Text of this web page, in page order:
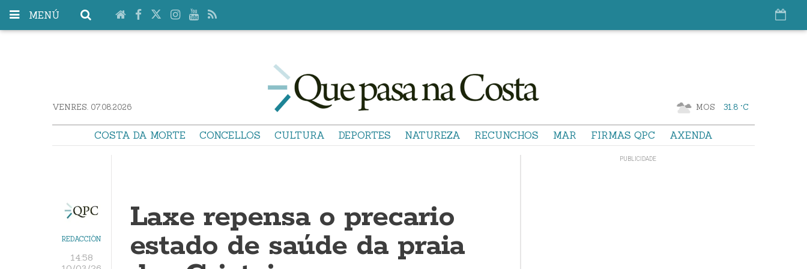
MENÚ
VENRES. 07.08.2026 MOS 31.8 °C
COSTA DA MORTE CONCELLOS CULTURA DEPORTES NATUREZA RECUNCHOS MAR FIRMAS QPC AXENDA
REDACCIÓN
14:58
Laxe repensa o precario
estado de saúde da praia